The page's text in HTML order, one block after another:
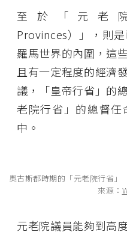
至於「元老院
Provinces）」，則
羅馬世界的內圍，這
且有一定程度的經濟
議，「皇帝行省」的
老院行省」的總督
中。
奧古斯都時期的「元老院行省」
來源：
元老院議員能夠到高